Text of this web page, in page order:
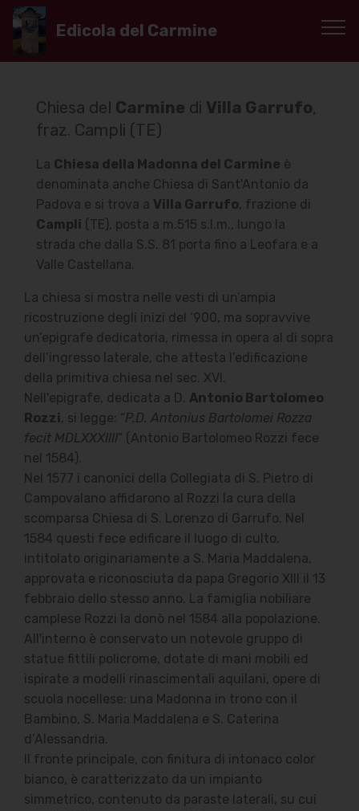
Edicola del Carmine
Chiesa del Carmine di Villa Garrufo,
fraz. Campli (TE)
La Chiesa della Madonna del Carmine è
denominata anche Chiesa di Sant'Antonio da
Padova e si trova a Villa Garrufo, frazione di
Campli (TE), posta a m.515 s.l.m., lungo la
strada che dalla S.S. 81 porta fino a Leofara e a
Valle Castellana.
La chiesa si mostra nelle vesti di un’ampia
ricostruzione degli inizi del ‘900, ma sopravvive
un’epigrafe dedicatoria, rimessa in opera al di sopra
dell’ingresso laterale, che attesta l’edificazione
della primitiva chiesa nel sec. XVI.
Nell'epigrafe, dedicata a D. Antonio Bartolomeo
Rozzi, si legge: “P.D. Antonius Bartolomei Rozza
fecit MDLXXXIIII” (Antonio Bartolomeo Rozzi fece
nel 1584).
Nel 1577 i canonici della Collegiata di S. Pietro di
Campovalano affidarono al Rozzi la cura della
scomparsa Chiesa di S. Lorenzo di Garrufo. Nel
1584 questi fece edificare il luogo di culto,
intitolato originariamente a S. Maria Maddalena,
approvata e riconosciuta da papa Gregorio XIII il 13
febbraio dello stesso anno. La famiglia nobiliare
camplese Rozzi la donò nel 1584 alla popolazione.
All'interno è conservato un notevole gruppo di
statue fittili policrome, dotate di mani mobili ed
ispirate a modelli rinascimentali aquilani, opere di
scuola nocellese: una Madonna in trono con il
Bambino, S. Maria Maddalena e S. Caterina
d’Alessandria.
Il fronte principale, con finitura di intonaco color
bianco, è caratterizzato da un impianto
simmetrico, contenuto da paraste laterali, su cui